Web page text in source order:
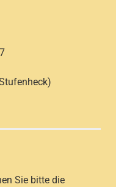
Sie bitte die